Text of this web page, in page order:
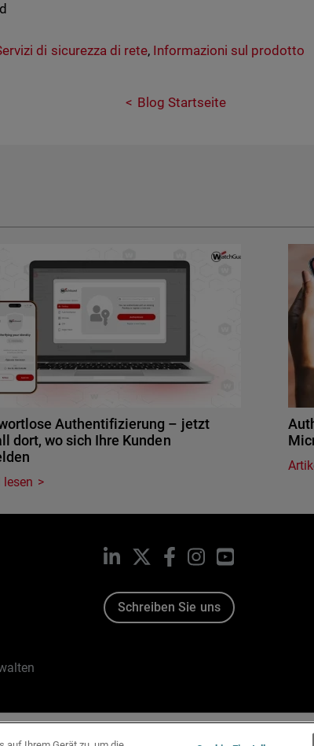
di sicurezza di rete, Informazioni sul prodotto
Blog Startseite
Authentifizierung – jetzt
dort, wo sich Ihre Kunden
lesen
LinkedIn Facebook
InstagramYouTube
Schreiben Sie uns
Technologies, Inc. Alle Rechte vorbehalten.